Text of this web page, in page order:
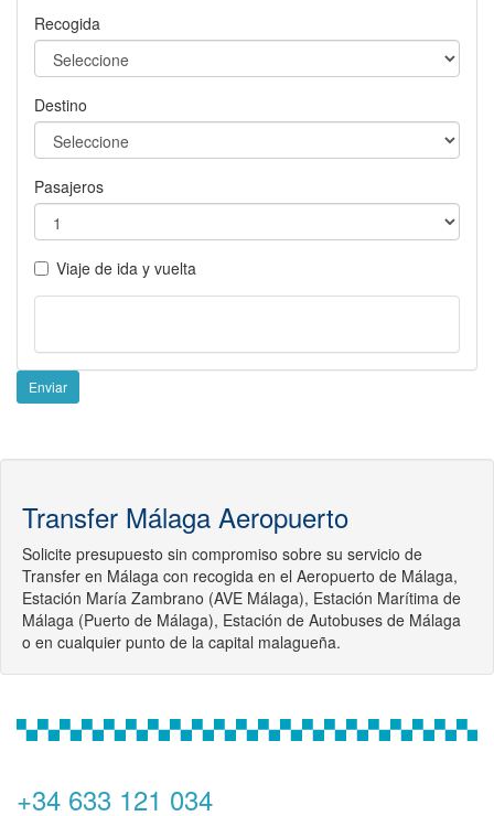
Recogida
Destino
Pasajeros
Viaje de ida y vuelta
Enviar
Transfer Málaga Aeropuerto
Solicite presupuesto sin compromiso sobre su servicio de
Transfer en Málaga con recogida en el Aeropuerto de Málaga,
Estación María Zambrano (AVE Málaga), Estación Marítima de
Málaga (Puerto de Málaga), Estación de Autobuses de Málaga
o en cualquier punto de la capital malagueña.
+34 633 121 034